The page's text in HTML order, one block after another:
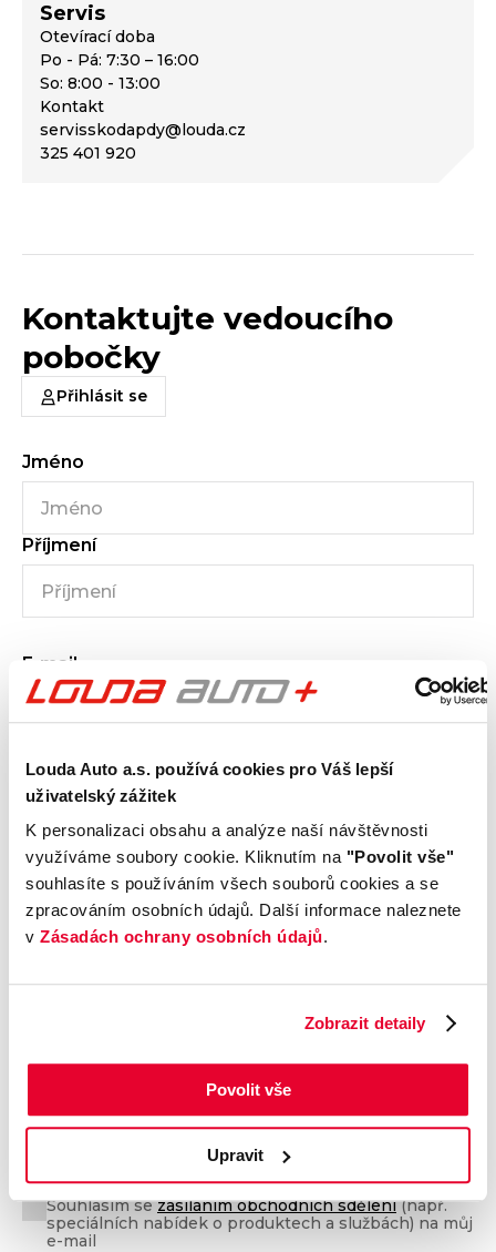
Louda Auto a.s. používá cookies pro Váš lepší
uživatelský zážitek
K personalizaci obsahu a analýze naší návštěvnosti
využíváme soubory cookie. Kliknutím na "Povolit vše"
souhlasíte s používáním všech souborů cookies a se
zpracováním osobních údajů. Další informace naleznete
v Zásadách ochrany osobních údajů.
Zobrazit detaily
Povolit vše
Upravit
Servis
Otevírací doba
Po - Pá: 7:30 – 16:00
So: 8:00 - 13:00
Kontakt
servisskodapdy@louda.cz
325 401 920
Kontaktujte vedoucího
pobočky
Přihlásit se
Jméno
Příjmení
E-mail
Telefon
0/600
Přečetl jsem a byl jsem poučen sobchodními
Souhlasím sezasíláním obchodních sdělení(např.
speciálních nabídek o produktech a službách) na můj
e-mail